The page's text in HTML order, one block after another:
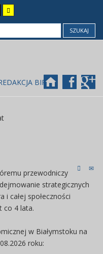
SZUKAJ
BIP
przewodniczy
strategicznych
i całej społeczności
co 4 lata.
w Białymstoku na
roku: